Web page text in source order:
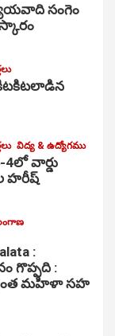
సంగెం
కిటకిటలాడిన
విద్య & ఉద్యోగము
4లో వార్డు
హరీష్
:
గొప్పది :
మహిళా సహ